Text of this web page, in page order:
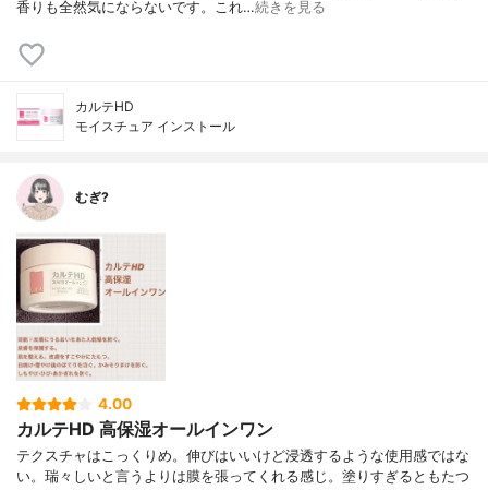
香りも全然気にならないです。これ…続きを見る
カルテHD
モイスチュア インストール
むぎ?
4.00
カルテHD 高保湿オールインワン
テクスチャはこっくりめ。伸びはいいけど浸透するような使用感ではな
い。瑞々しいと言うよりは膜を張ってくれる感じ。塗りすぎるともたつ